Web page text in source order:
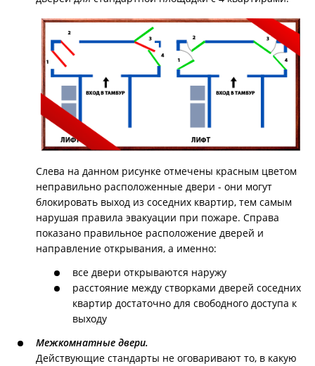
Слева на данном рисунке отмечены красным цветом
неправильно расположенные двери - они могут
блокировать выход из соседних квартир, тем самым
нарушая правила эвакуации при пожаре. Справа
показано правильное расположение дверей и
направление открывания, а именно:
все двери открываются наружу
расстояние между створками дверей соседних
квартир достаточно для свободного доступа к
выходу
Межкомнатные двери.
Действующие стандарты не оговаривают то, в какую